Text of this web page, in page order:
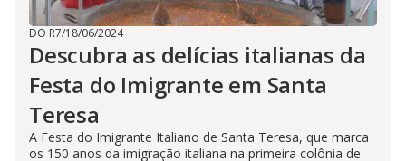
DO R7/18/06/2024
Descubra as delícias italianas da
Festa do Imigrante em Santa
Teresa
A Festa do Imigrante Italiano de Santa Teresa, que marca
os 150 anos da imigração italiana na primeira colônia de